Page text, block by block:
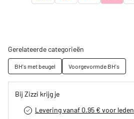
Gerelateerde categorieën
BH's met beugel Voorgevormde BH's
Bij Zizzi krijg je
Levering vanaf 0.95 € voor leden